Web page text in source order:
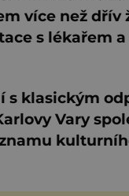
více než
s lékařem
s klasickým
Vary